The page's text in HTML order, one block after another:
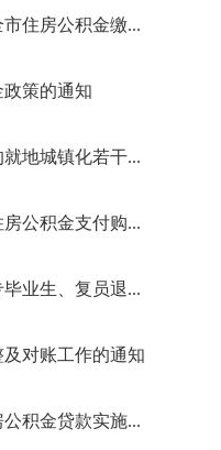
住房公积金缴...
政策的通知
地城镇化若干...
公积金支付购...
业生、复员退...
及对账工作的通知
积金贷款实施...